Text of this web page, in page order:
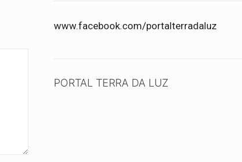
www.facebook.com/portalterradaluz
PORTAL TERRA DA LUZ